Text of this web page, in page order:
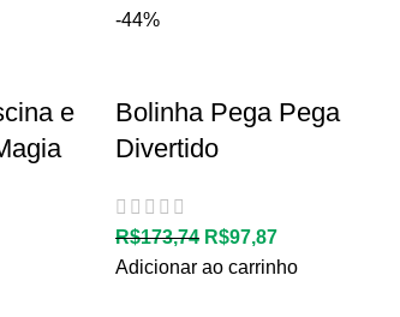
e
-44%
Bolinha Pega Pega
Divertido
R$173,74 R$97,87
Adicionar ao carrinho